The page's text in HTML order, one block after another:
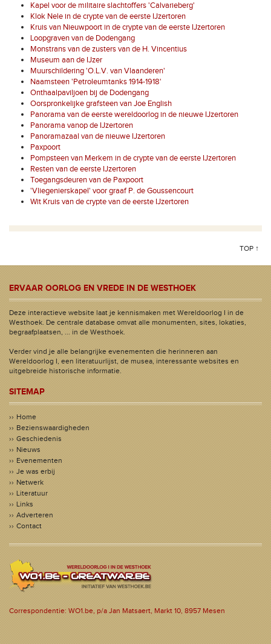
Kapel voor de militaire slachtoffers 'Calvarieberg'
Klok Nele in de crypte van de eerste IJzertoren
Kruis van Nieuwpoort in de crypte van de eerste IJzertoren
Loopgraven van de Dodengang
Monstrans van de zusters van de H. Vincentius
Museum aan de IJzer
Muurschildering 'O.L.V. van Vlaanderen'
Naamsteen 'Petroleumtanks 1914-1918'
Onthaalpaviljoen bij de Dodengang
Oorspronkelijke grafsteen van Joe English
Panorama van de eerste wereldoorlog in de nieuwe IJzertoren
Panorama vanop de IJzertoren
Panoramazaal van de nieuwe IJzertoren
Paxpoort
Pompsteen van Merkem in de crypte van de eerste IJzertoren
Resten van de eerste IJzertoren
Toegangsdeuren van de Paxpoort
'Vliegenierskapel' voor graaf P. de Goussencourt
Wit Kruis van de crypte van de eerste IJzertoren
TOP ↑
ERVAAR OORLOG EN VREDE IN DE WESTHOEK
Deze interactieve website laat je kennismaken met Wereldoorlog I in de
Westhoek. De centrale database omvat alle monumenten, sites, lokaties,
begraafplaatsen, ... in de Westhoek.
Verder vind je alle belangrijke evenementen die herinneren aan
Wereldoorlog I, een literatuurlijst, de musea, interessante websites en
uitgebreide historische informatie.
SITEMAP
Home
Bezienswaardigheden
Geschiedenis
Nieuws
Evenementen
Je was erbij
Netwerk
Literatuur
Links
Adverteren
Contact
Correspondentie: WO1.be, p/a Jan Matsaert, Markt 10, 8957 Mesen